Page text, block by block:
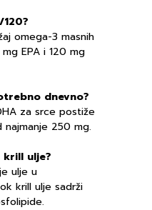
omega-3 masnih
EPA i 120 mg
dnevno?
za srce postiže
najmanje 250 mg.
ulje?
ulje u
krill ulje sadrži